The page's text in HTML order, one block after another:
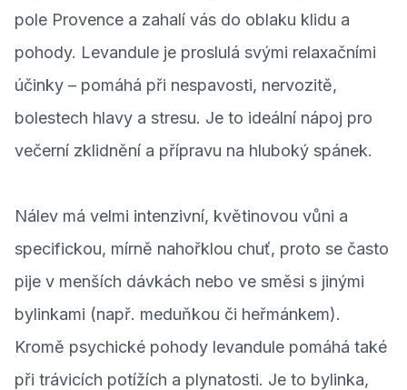
pole Provence a zahalí vás do oblaku klidu a
pohody. Levandule je proslulá svými relaxačními
účinky – pomáhá při nespavosti, nervozitě,
bolestech hlavy a stresu. Je to ideální nápoj pro
večerní zklidnění a přípravu na hluboký spánek.
Nálev má velmi intenzivní, květinovou vůni a
specifickou, mírně nahořklou chuť, proto se často
pije v menších dávkách nebo ve směsi s jinými
bylinkami (např. meduňkou či heřmánkem).
Kromě psychické pohody levandule pomáhá také
při trávicích potížích a plynatosti. Je to bylinka,